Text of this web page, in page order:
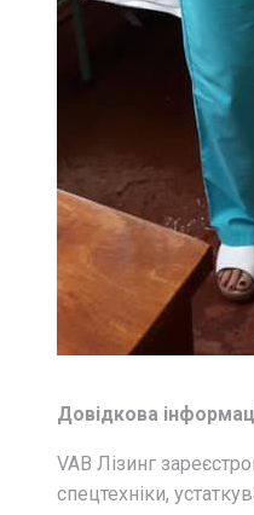
Довідкова
VAB Лізинг
спецтехніки,